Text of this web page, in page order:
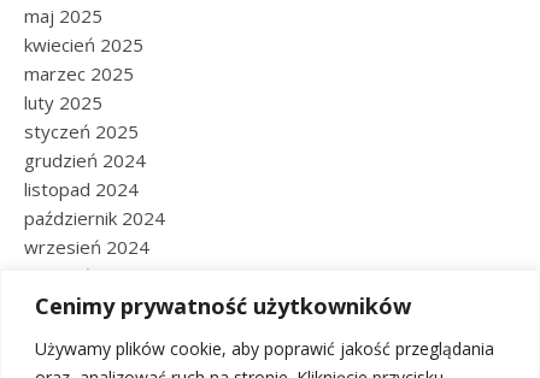
Cenimy prywatność użytkowników
Używamy plików cookie, aby poprawić jakość przeglądania
maj 2025
kwiecień 2025
marzec 2025
luty 2025
styczeń 2025
grudzień 2024
listopad 2024
październik 2024
wrzesień 2024
sierpień 2024
lipiec 2024
maj 2024